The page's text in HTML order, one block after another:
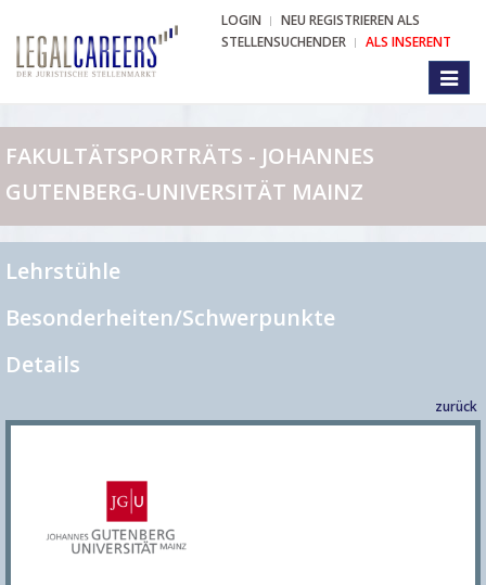
LOGIN
NEU REGISTRIEREN ALS
STELLENSUCHENDER
ALS INSERENT
FAKULTÄTSPORTRÄTS - JOHANNES
GUTENBERG-UNIVERSITÄT MAINZ
Lehrstühle
Besonderheiten/Schwerpunkte
Details
zurück